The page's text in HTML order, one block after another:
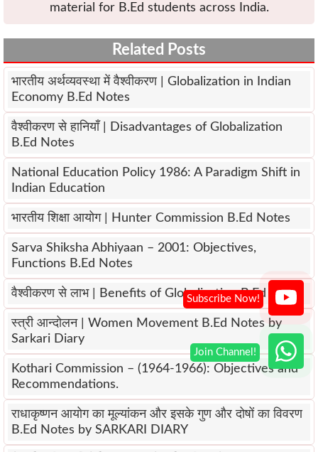
material for B.Ed students across India.
Related Posts
भारतीय अर्थव्यवस्था में वैश्वीकरण | Globalization in Indian
Economy B.Ed Notes
वैश्वीकरण से हानियाँ | Disadvantages of Globalization
B.Ed Notes
National Education Policy 1986: A Paradigm Shift in
Indian Education
भारतीय शिक्षा आयोग | Hunter Commission B.Ed Notes
Sarva Shiksha Abhiyaan – 2001: Objectives,
Functions B.Ed Notes
वैश्वीकरण से लाभ | Benefits of Globalization B.Ed Notes
स्त्री आन्दोलन | Women Movement B.Ed Notes by
Sarkari Diary
Kothari Commission – (1964-1966): Objectives and
Recommendations.
राधाकृष्णन आयोग का मूल्यांकन और इसके गुण और दोषों का विवरण
B.Ed Notes by SARKARI DIARY